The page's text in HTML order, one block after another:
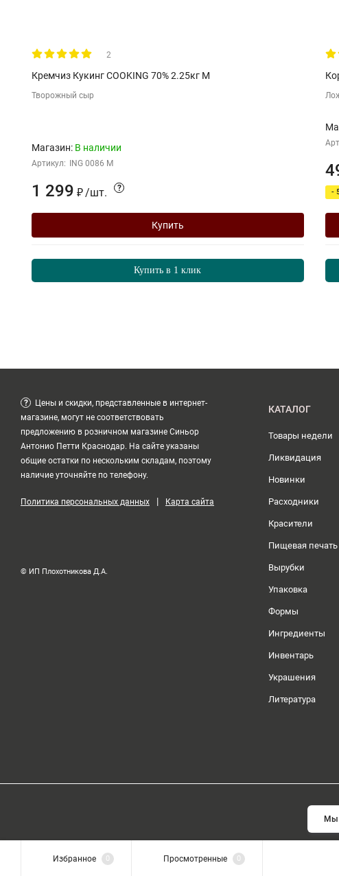
2
Кремчиз Кукинг COOKING 70% 2.25кг М
Творожный сыр
Магазин: В наличии
Артикул: ING 0086 M
1 299 ₽/шт. ?
Купить
Купить в 1 клик
-
?
Цены и скидки, представленные в интернет-
магазине, могут не соответствовать
предложению в розничном магазине Синьор
Антонио Петти Краснодар. На сайте указаны
общие остатки по нескольким складам, поэтому
наличие уточняйте по телефону.
Политика персональных данных | Карта сайта
© ИП Плохотникова Д.А.
КАТАЛОГ
Товары недели
Ликвидация
Новинки
Расходники
Красители
Пищевая печать
Вырубки
Упаковка
Формы
Ингредиенты
Инвентарь
Украшения
Литература
Избранное 0 Просмотренные 0
Мы